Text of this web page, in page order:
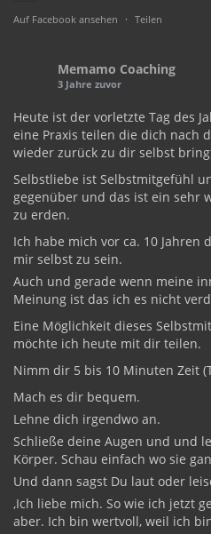
Auf Facebook ansehen · Teilen
Memamo Coaching
3 Jahre zuvor
Heute ist der vorletzte Tag des
eine Praxis teilen die dich nach
wieder zurück zu dir selbst
Selbstliebe ist Selbstmitgefühl
gegenüber und das ist ein sehr
zu erden.
Ich habe mich vor ca. 10 Jahren
mir selbst zu sein.
Auch und gerade wenn meine
Meinung ist das ich es nicht
Eine Möglichkeit dieses
möchte ich heute mit dir teilen.
Nimm dir 5 bis 10 Minuten Zeit
Mach es dir bequem.
Lehne dich irgendwo an.
Schließe deine Augen und und
Körper. Schau einfach wo sie
Und dann sagst Du laut oder
‚Ich liebe mich. So wie ich jetzt
aber. Ich bin wertvoll, weil ich